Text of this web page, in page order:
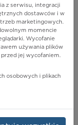
z serwisu, integracji
dostawców i w
marketingowych.
momencie
Wycofanie
używania plików
jej wycofaniem.
osobowych i plikach